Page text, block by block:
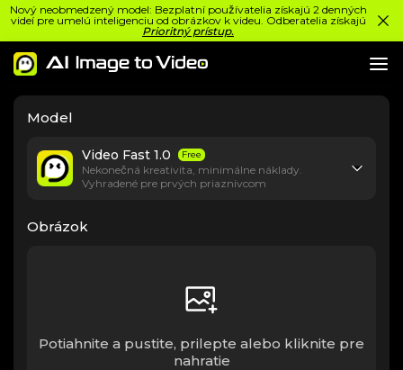
Nový neobmedzený model: Bezplatní používatelia získajú 2 denných
videí pre umelú inteligenciu od obrázkov k videu. Odberatelia získajú
Prioritný prístup.
Model
Video Fast 1.0 Free
Nekonečná kreativita, minimálne náklady.
Vyhradené pre prvých priaznivcom
Obrázok
Potiahnite a pustite, prilepte alebo kliknite pre
nahratie